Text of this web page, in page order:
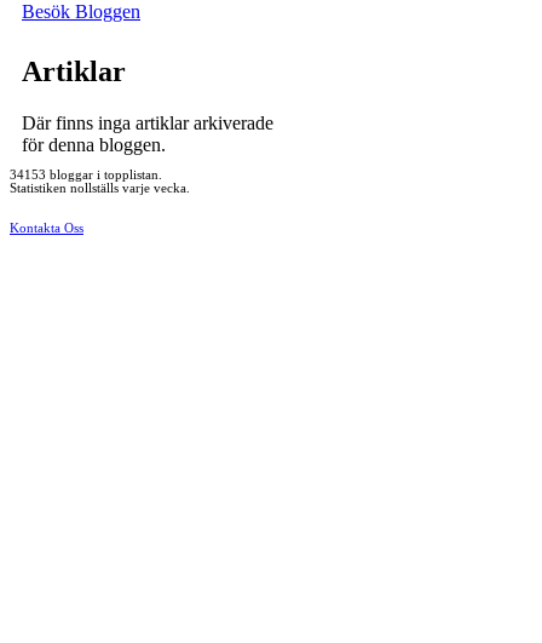
Besök Bloggen
Artiklar
Där finns inga artiklar arkiverade
för denna bloggen.
34153 bloggar i topplistan.
Statistiken nollställs varje vecka.
Kontakta Oss